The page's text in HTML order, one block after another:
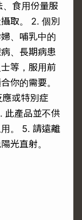
、食用份量服
取。 2. 個別
、哺乳中的
、長期病患
等，服用前
你的需要。
或特別症
此產品並不供
。 5. 請遠離
光直射。